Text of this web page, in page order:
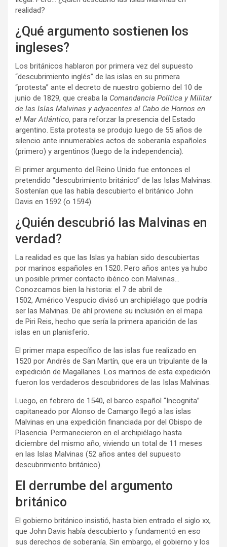
realidad?
¿Qué argumento sostienen los
ingleses?
Los británicos hablaron por primera vez del supuesto
“descubrimiento inglés” de las islas en su primera
“protesta” ante el decreto de nuestro gobierno del 10 de
junio de 1829, que creaba la Comandancia Política y Militar
de las Islas Malvinas y adyacentes al Cabo de Hornos en
el Mar Atlántico, para reforzar la presencia del Estado
argentino. Esta protesta se produjo luego de 55 años de
silencio ante innumerables actos de soberanía españoles
(primero) y argentinos (luego de la independencia).
El primer argumento del Reino Unido fue entonces el
pretendido “descubrimiento británico” de las Islas Malvinas.
Sostenían que las había descubierto el británico John
Davis en 1592 (o 1594).
¿Quién descubrió las Malvinas en
verdad?
La realidad es que las Islas ya habían sido descubiertas
por marinos españoles en 1520. Pero años antes ya hubo
un posible primer contacto ibérico con Malvinas…
Conozcamos bien la historia: el 7 de abril de
1502, Américo Vespucio divisó un archipiélago que podría
ser las Malvinas. De ahí proviene su inclusión en el mapa
de Piri Reis, hecho que sería la primera aparición de las
islas en un planisferio.
El primer mapa específico de las islas fue realizado en
1520 por Andrés de San Martín, que era un tripulante de la
expedición de Magallanes. Los marinos de esta expedición
fueron los verdaderos descubridores de las Islas Malvinas.
Luego, en febrero de 1540, el barco español “Incognita”
capitaneado por Alonso de Camargo llegó a las islas
Malvinas en una expedición financiada por del Obispo de
Plasencia. Permanecieron en el archipiélago hasta
diciembre del mismo año, viviendo un total de 11 meses
en las Islas Malvinas (52 años antes del supuesto
descubrimiento británico).
El derrumbe del argumento
británico
El gobierno británico insistió, hasta bien entrado el siglo xx,
que John Davis había descubierto y fundamentó en eso
sus derechos de soberanía. Sin embargo, el gobierno y los